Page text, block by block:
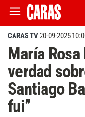
CARAS TV20-09-2025
María
verdad
Santiago
fui”